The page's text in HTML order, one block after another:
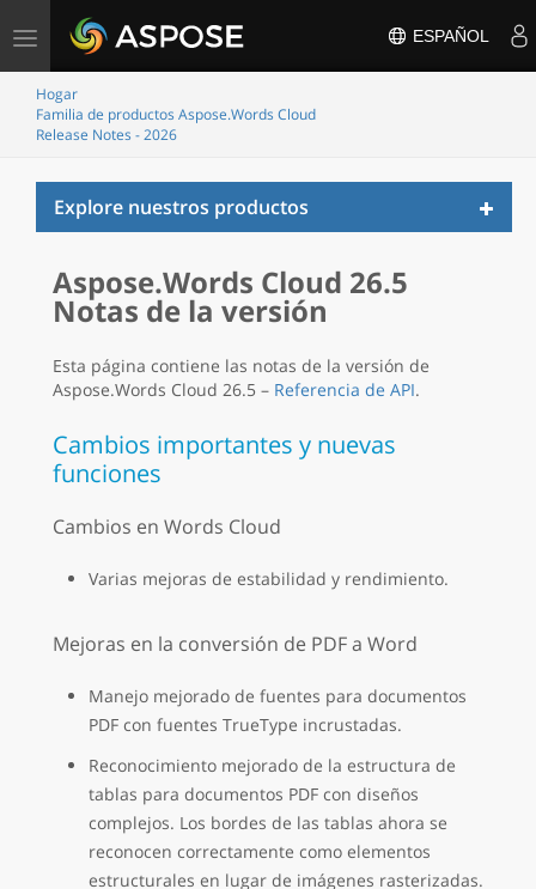
Alternar
ESPAÑOL
Hogar
Familia de productos Aspose.Words Cloud
Release Notes - 2026
Explore nuestros productos
Aspose.Words Cloud 26.5
Notas de la versión
Esta página contiene las notas de la versión de
Aspose.Words Cloud 26.5 – Referencia de API.
Cambios importantes y nuevas
funciones
Cambios en Words Cloud
Varias mejoras de estabilidad y rendimiento.
Mejoras en la conversión de PDF a Word
Manejo mejorado de fuentes para documentos
PDF con fuentes TrueType incrustadas.
Reconocimiento mejorado de la estructura de
tablas para documentos PDF con diseños
complejos. Los bordes de las tablas ahora se
reconocen correctamente como elementos
estructurales en lugar de imágenes rasterizadas.